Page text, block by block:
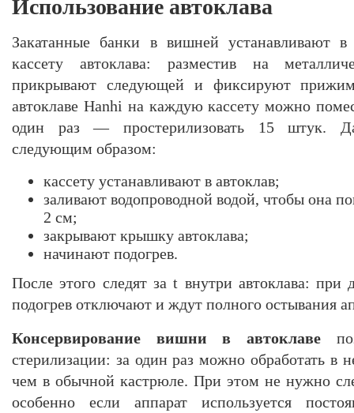
Использование автоклава
Закатанные банки в вишней устанавливают
кассету автоклава: разместив на
прикрывают следующей и фиксируют
автоклаве Hanhi на каждую кассету можно
один раз — простерилизовать 15 штук.
следующим образом:
кассету устанавливают в автоклав;
заливают водопроводной водой, чтобы она
2 см;
закрывают крышку автоклава;
начинают подогрев.
После этого следят за t внутри автоклава:
подогрев отключают и ждут полного остывания
Консервирование вишни в автоклаве
стерилизации: за один раз можно обработать в
чем в обычной кастрюле. При этом не нужно
особенно если аппарат используется